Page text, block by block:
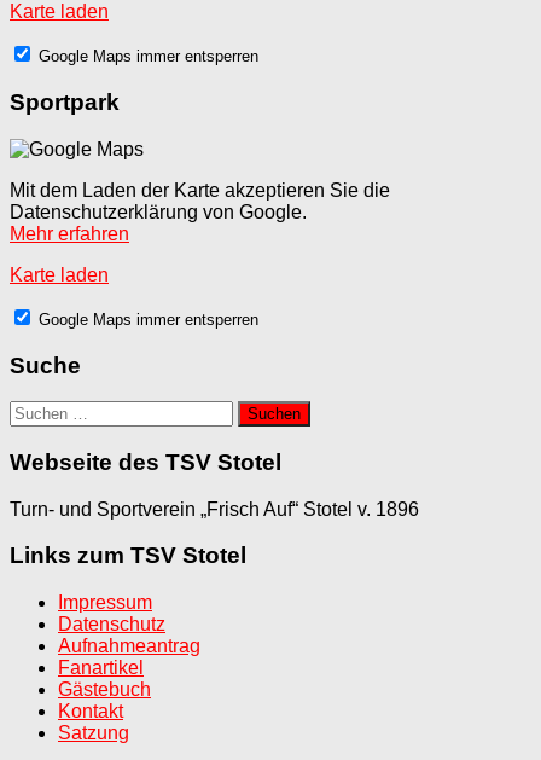
Karte laden
Google Maps immer entsperren
Sportpark
Mit dem Laden der Karte akzeptieren Sie die
Datenschutzerklärung von Google.
Mehr erfahren
Karte laden
Google Maps immer entsperren
Suche
Suchen
nach:
Webseite des TSV Stotel
Turn- und Sportverein „Frisch Auf“ Stotel v. 1896
Links zum TSV Stotel
Impressum
Datenschutz
Aufnahmeantrag
Fanartikel
Gästebuch
Kontakt
Satzung